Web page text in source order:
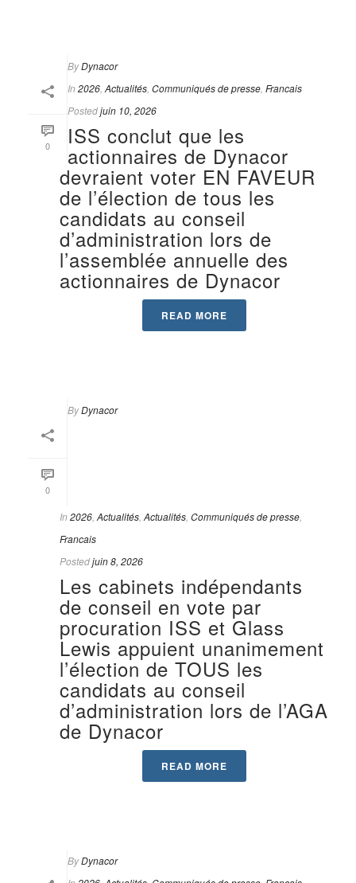
0
ByDynacor
In 2026 Actualités Communiqués de presse Francais
Postedjuin 10, 2026
ISS conclut que les
actionnaires de Dynacor
devraient voter EN FAVEUR
de l’élection de tous les
candidats au conseil
d’administration lors de
l’assemblée annuelle des
actionnaires de Dynacor
READ MORE
0
ByDynacor
In 2026 Actualités Actualités Communiqués de presse
Francais
Postedjuin 8, 2026
Les cabinets indépendants
de conseil en vote par
procuration ISS et Glass
Lewis appuient unanimement
l’élection de TOUS les
candidats au conseil
d’administration lors de l’AGA
de Dynacor
READ MORE
ByDynacor